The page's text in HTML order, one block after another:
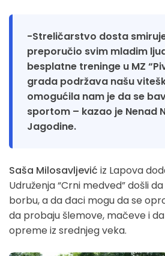
-Streličarstvo dosta
preporučio svim mladim
besplatne treninge u MZ
grada podržava našu
omogućila nam je da se
sportom – kazao je Nenad
Jagodine.
Saša Milosavljević iz Lapova
Udruženja “Crni medved” došli
borbu, a da đaci mogu da se
da probaju šlemove, mačeve i
opreme iz srednjeg veka.